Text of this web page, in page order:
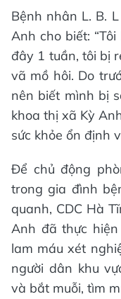
Bệnh nhân L. B.
Anh cho biết:
đây 1 tuần, tôi bị
vã mồ hôi. Do
nên biết mình bị
khoa thị xã Kỳ
sức khỏe ổn định
Để chủ động
trong gia đình
quanh, CDC Hà
Anh đã thực
lam máu xét
người dân khu
và bắt muỗi, tìm